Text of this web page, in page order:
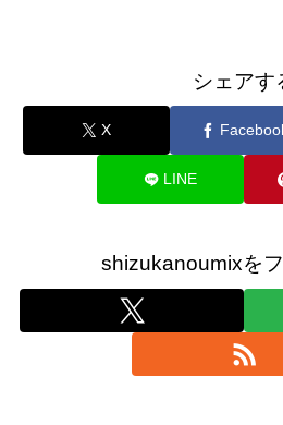
シェアす
X
LINE
shizukanoumixを